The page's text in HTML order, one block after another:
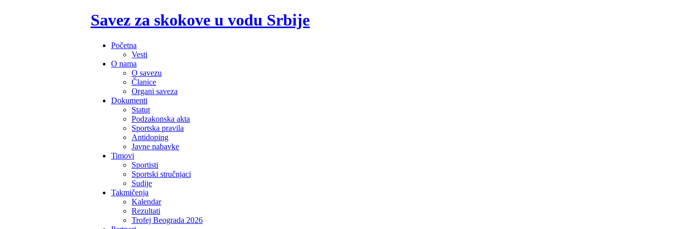
Savez za skokove u vodu Srbije
Početna
Vesti
O nama
O savezu
Članice
Organi saveza
Dokumenti
Statut
Podzakonska akta
Sportska pravila
Antidoping
Javne nabavke
Timovi
Sportisti
Sportski stručnjaci
Sudije
Takmičenja
Kalendar
Rezultati
Trofej Beograda 2026